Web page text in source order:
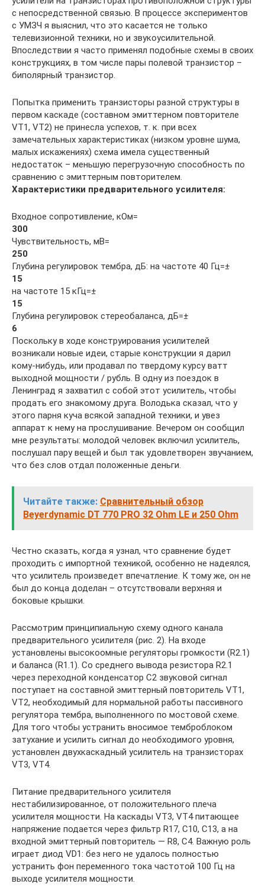
с непосредственной связью. В процессе экспериментов
с УМЗЧ я выяснил, что это касается не только
телевизионной техники, но и звукоусилительной.
Впоследствии я часто применял подобные схемы в своих
конструкциях, в том числе пары полевой транзистор –
биполярный транзистор.
Попытка применить транзисторы разной структуры в
первом каскаде (составном эмиттерном повторителе
VT1, VT2) не принесла успехов, т. к. при всех
замечательных характеристиках (низком уровне шума,
малых искажениях) схема имела существенный
недостаток – меньшую перегрузочную способность по
сравнению с эмиттерным повторителем.
Характеристики предварительного усилителя:
Входное сопротивление, кОм=
300
Чувствительность, мВ=
250
Глубина регулировок тембра, дБ: на частоте 40 Гц=±
15
на частоте 15 кГц=±
15
Глубина регулировок стереобаланса, дБ=±
6
Поскольку в ходе конструирования усилителей
возникали новые идеи, старые конструкции я дарил
кому-нибудь, или продавал по твердому курсу ватт
выходной мощности / рубль. В одну из поездок в
Ленинград я захватил с собой этот усилитель, чтобы
продать его знакомому друга. Володька сказал, что у
этого парня куча всякой западной техники, и увез
аппарат к нему на прослушивание. Вечером он сообщил
мне результаты: молодой человек включил усилитель,
послушал пару вещей и был так удовлетворен звучанием,
что без слов отдал положенные деньги.
Читайте также: Сравнительный обзор
Beyerdynamic DT 770 PRO 32 Ohm LE и 250 Ohm
Честно сказать, когда я узнал, что сравнение будет
проходить с импортной техникой, особенно не надеялся,
что усилитель произведет впечатление. К тому же, он не
был до конца доделан – отсутствовали верхняя и
боковые крышки.
Рассмотрим принципиальную схему одного канала
предварительного усилителя (рис. 2). На входе
установлены высокоомные регуляторы громкости (R2.1)
и баланса (R1.1). Со среднего вывода резистора R2.1
через переходной конденсатор С2 звуковой сигнал
поступает на составной эмиттерный повторитель VT1,
VT2, необходимый для нормальной работы пассивного
регулятора тембра, выполненного по мостовой схеме.
Для того чтобы устранить вносимое темброблоком
затухание и усилить сигнал до необходимого уровня,
установлен двухкаскадный усилитель на транзисторах
VT3, VT4.
Питание предварительного усилителя
нестабилизированное, от положительного плеча
усилителя мощности. На каскады VT3, VT4 питающее
напряжение подается через фильтр R17, C10, C13, а на
входной эмиттерный повторитель — R8, C4. Важную роль
играет диод VD1: без него не удалось полностью
устранить фон переменного тока частотой 100 Гц на
выходе усилителя мощности.